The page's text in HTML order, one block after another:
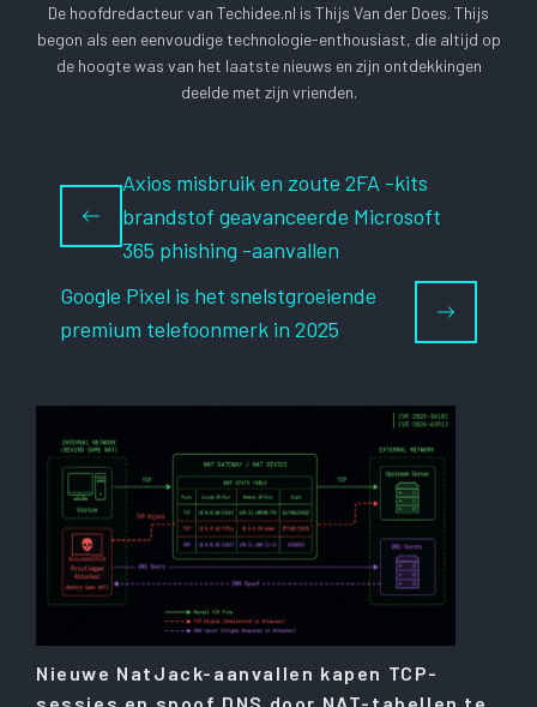
De hoofdredacteur van Techidee.nl is Thijs Van der Does. Thijs
begon als een eenvoudige technologie-enthousiast, die altijd op
de hoogte was van het laatste nieuws en zijn ontdekkingen
deelde met zijn vrienden.
Axios misbruik en zoute 2FA -kits
brandstof geavanceerde Microsoft
365 phishing -aanvallen
Google Pixel is het snelstgroeiende
premium telefoonmerk in 2025
Nieuwe NatJack-aanvallen kapen TCP-